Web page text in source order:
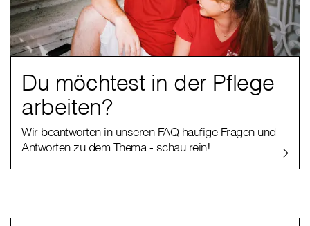
Du möchtest in der Pflege
arbeiten?
Wir beantworten in unseren FAQ häufige Fragen und
Antworten zu dem Thema - schau rein!